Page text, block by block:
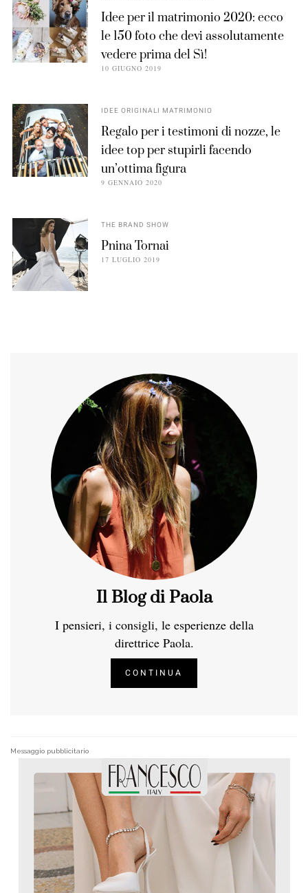
Idee per il matrimonio 2020: ecco
le 150 foto che devi assolutamente
vedere prima del Sì!
10 GIUGNO 2019
IDEE ORIGINALI MATRIMONIO
Regalo per i testimoni di nozze, le
idee top per stupirli facendo
un’ottima figura
9 GENNAIO 2020
THE BRAND SHOW
Pnina Tornai
17 LUGLIO 2019
Il Blog di Paola
I pensieri, i consigli, le esperienze della
direttrice Paola.
CONTINUA
Messaggio pubblicitario